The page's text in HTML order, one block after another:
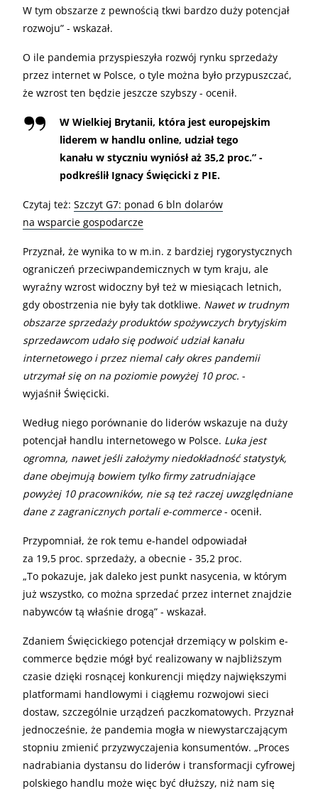
W tym obszarze z pewnością tkwi bardzo duży potencjał
rozwoju” - wskazał.
O ile pandemia przyspieszyła rozwój rynku sprzedaży
przez internet w Polsce, o tyle można było przypuszczać,
że wzrost ten będzie jeszcze szybszy - ocenił.
W Wielkiej Brytanii, która jest europejskim
liderem w handlu online, udział tego
kanału w styczniu wyniósł aż 35,2 proc.” -
podkreślił Ignacy Święcicki z PIE.
Czytaj też: Szczyt G7: ponad 6 bln dolarów
na wsparcie gospodarcze
Przyznał, że wynika to w m.in. z bardziej rygorystycznych
ograniczeń przeciwpandemicznych w tym kraju, ale
wyraźny wzrost widoczny był też w miesiącach letnich,
gdy obostrzenia nie były tak dotkliwe. Nawet w trudnym
obszarze sprzedaży produktów spożywczych brytyjskim
sprzedawcom udało się podwoić udział kanału
internetowego i przez niemal cały okres pandemii
utrzymał się on na poziomie powyżej 10 proc. -
wyjaśnił Święcicki.
Według niego porównanie do liderów wskazuje na duży
potencjał handlu internetowego w Polsce. Luka jest
ogromna, nawet jeśli założymy niedokładność statystyk,
dane obejmują bowiem tylko firmy zatrudniające
powyżej 10 pracowników, nie są też raczej uwzględniane
dane z zagranicznych portali e-commerce- ocenił.
Przypomniał, że rok temu e-handel odpowiadał
za 19,5 proc. sprzedaży, a obecnie - 35,2 proc.
„To pokazuje, jak daleko jest punkt nasycenia, w którym
już wszystko, co można sprzedać przez internet znajdzie
nabywców tą właśnie drogą” - wskazał.
Zdaniem Święcickiego potencjał drzemiący w polskim e-
commerce będzie mógł być realizowany w najbliższym
czasie dzięki rosnącej konkurencji między największymi
platformami handlowymi i ciągłemu rozwojowi sieci
dostaw, szczególnie urządzeń paczkomatowych. Przyznał
jednocześnie, że pandemia mogła w niewystarczającym
stopniu zmienić przyzwyczajenia konsumentów. „Proces
nadrabiania dystansu do liderów i transformacji cyfrowej
polskiego handlu może więc być dłuższy, niż nam się